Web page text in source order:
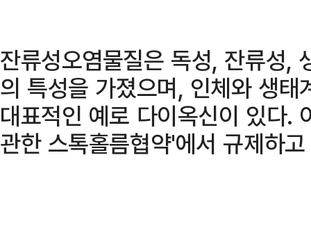
잔류성오염물질은 독성, 잔류성,
의 특성을 가졌으며, 인체와 생
대표적인 예로 다이옥신이 있다.
관한 스톡홀름협약'에서 규제하